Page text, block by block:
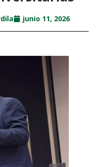
junio 11, 2026